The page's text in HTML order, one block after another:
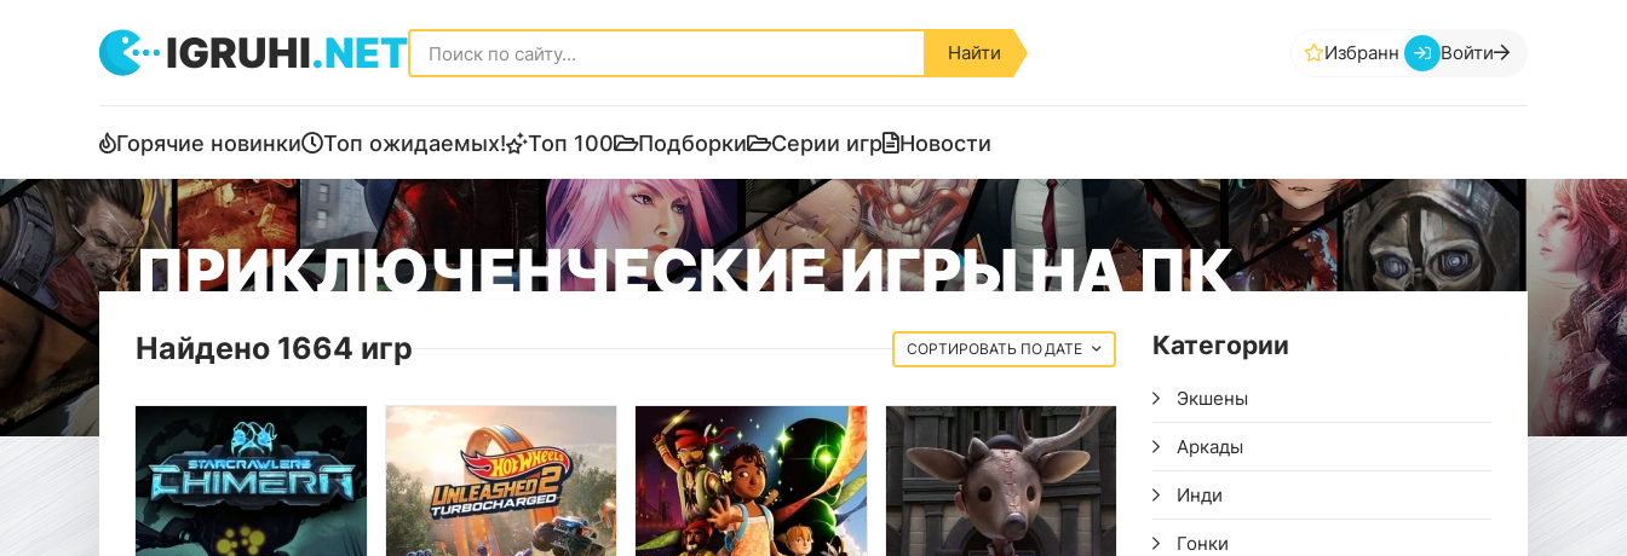
IGRUHI.NET Найти Избранное Войти
Горячие новинки Топ ожидаемых! Топ 100 Подборки Серии игр Новости
ПРИКЛЮЧЕНЧЕСКИЕ ИГРЫ НА ПК
Найдено 1664 игр ДАТЕ Категории
Экшены
Аркады
Инди
Гонки